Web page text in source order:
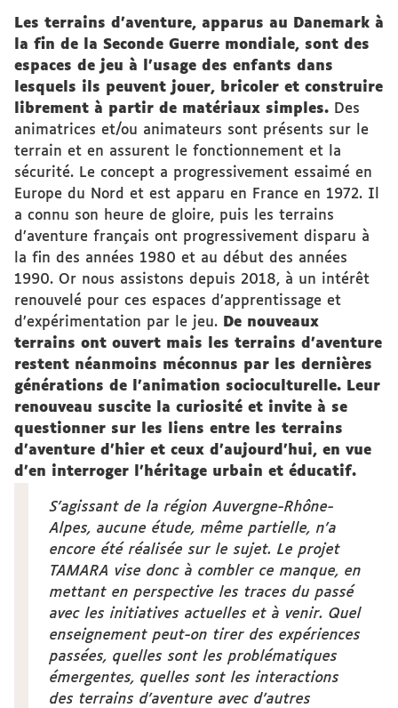
Les terrains d’aventure, apparus au Danemark à
la fin de la Seconde Guerre mondiale, sont des
espaces de jeu à l’usage des enfants dans
lesquels ils peuvent jouer, bricoler et construire
librement à partir de matériaux simples. Des
animatrices et/ou animateurs sont présents sur le
terrain et en assurent le fonctionnement et la
sécurité. Le concept a progressivement essaimé en
Europe du Nord et est apparu en France en 1972. Il
a connu son heure de gloire, puis les terrains
d’aventure français ont progressivement disparu à
la fin des années 1980 et au début des années
1990. Or nous assistons depuis 2018, à un intérêt
renouvelé pour ces espaces d’apprentissage et
d’expérimentation par le jeu. De nouveaux
terrains ont ouvert mais les terrains d’aventure
restent néanmoins méconnus par les dernières
générations de l’animation socioculturelle. Leur
renouveau suscite la curiosité et invite à se
questionner sur les liens entre les terrains
d’aventure d’hier et ceux d’aujourd’hui, en vue
d’en interroger l’héritage urbain et éducatif.
S’agissant de la région Auvergne-Rhône-
Alpes, aucune étude, même partielle, n’a
encore été réalisée sur le sujet. Le projet
TAMARA vise donc à combler ce manque, en
mettant en perspective les traces du passé
avec les initiatives actuelles et à venir. Quel
enseignement peut-on tirer des expériences
passées, quelles sont les problématiques
émergentes, quelles sont les interactions
des terrains d’aventure avec d’autres